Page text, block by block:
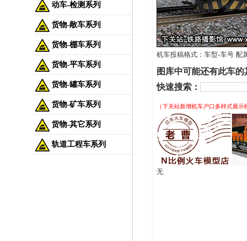
动车-检测系列
货物-敞车系列
货物-棚车系列
货物-平车系列
货物-罐车系列
货物-矿车系列
货物-其它系列
轨道工程车系列
机车投稿格式：车型-车号 配
图库中可能还有此车
快速搜索：
（下关站新增机车户口多样式展
无